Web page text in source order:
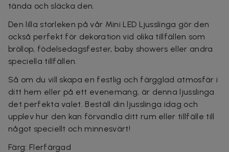
tända och släcka den.
Den lilla storleken på vår Mini LED Ljusslinga gör den
också perfekt för dekoration vid olika tillfällen som
bröllop, födelsedagsfester, baby showers eller andra
speciella tillfällen.
Så om du vill skapa en festlig och färgglad atmosfär i
ditt hem eller på ett evenemang, är denna ljusslinga
det perfekta valet. Beställ din ljusslinga idag och
upplev hur den kan förvandla ditt rum eller tillfälle till
något speciellt och minnesvärt!
Färg: Flerfärgad